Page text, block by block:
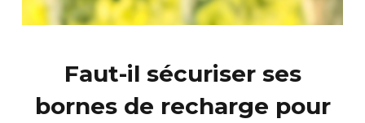
Faut-il sécuriser ses
bornes de recharge pour